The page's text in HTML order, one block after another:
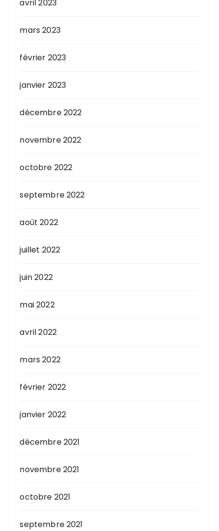
avril 2023
mars 2023
février 2023
janvier 2023
décembre 2022
novembre 2022
octobre 2022
septembre 2022
août 2022
juillet 2022
juin 2022
mai 2022
avril 2022
mars 2022
février 2022
janvier 2022
décembre 2021
novembre 2021
octobre 2021
septembre 2021